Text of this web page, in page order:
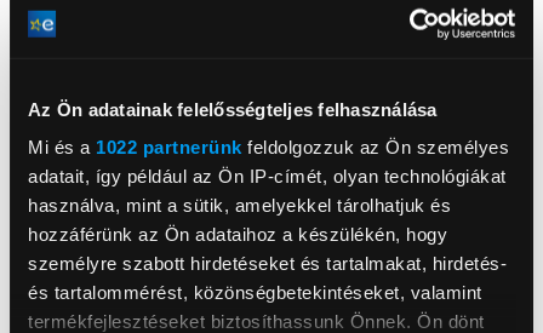
Az Ön adatainak felelősségteljes felhasználása
Mi és a 1022 partnerünk feldolgozzuk az Ön személyes
adatait, így például az Ön IP-címét, olyan technológiákat
használva, mint a sütik, amelyekkel tárolhatjuk és
hozzáférünk az Ön adataihoz a készülékén, hogy
személyre szabott hirdetéseket és tartalmakat, hirdetés-
és tartalommérést, közönségbetekintéseket, valamint
termékfejlesztéseket biztosíthassunk Önnek. Ön dönt
kulaccsal 1200W, Ezüst
46 399 Ft
kulaccsal 450W,
Nemesacél
27 199 Ft